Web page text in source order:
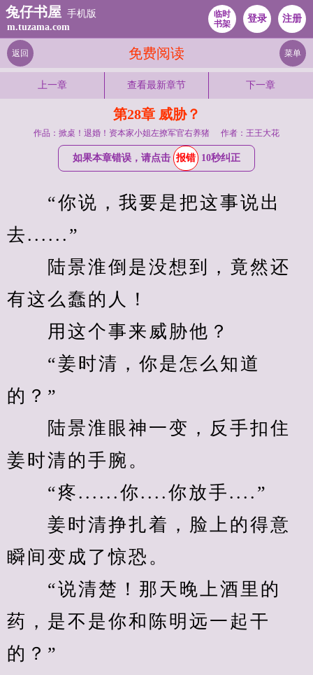
兔仔书屋 手机版
m.tuzama.com
临时
书架
登录 注册
免费阅读
返回 菜单
上一章 查看最新章节 下一章
第28章 威胁？
作品：掀桌！退婚！资本家小姐左撩军官右养猪 作者：王王大花
如果本章错误，请点击 报错 10秒纠正
“你说，我要是把这事说出
去......”
陆景淮倒是没想到，竟然还
有这么蠢的人！
用这个事来威胁他？
“姜时清，你是怎么知道
的？”
陆景淮眼神一变，反手扣住
姜时清的手腕。
“疼......你....你放手....”
姜时清挣扎着，脸上的得意
瞬间变成了惊恐。
“说清楚！那天晚上酒里的
药，是不是你和陈明远一起干
的？”